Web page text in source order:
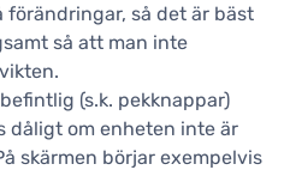
så det är bäst
så att man inte
(s.k. pekknappar)
dåligt om enheten inte är
skärmen börjar exempelvis